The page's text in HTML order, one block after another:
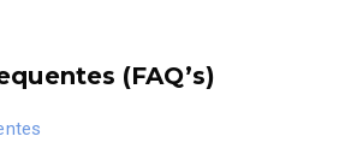
(FAQ’s)